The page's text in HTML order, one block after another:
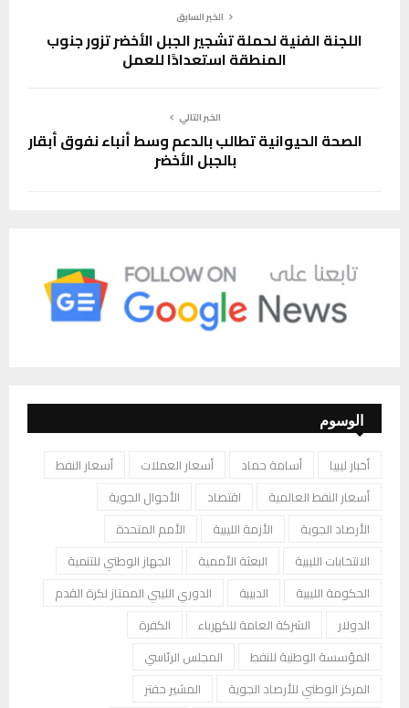
الخبر السابق
اللجنة الفنية لحملة تشجير الجبل الأخضر تزور جنوب
المنطقة استعدادًا للعمل
الخبر التالي
الصحة الحيوانية تطالب بالدعم وسط أنباء نفوق أبقار
بالجبل الأخضر
الوسوم
أخبار ليبيا أسامة حماد أسعار العملات
أسعار النفط
أسعار النفط العالمية
اقتصاد
الأحوال الجوية
الأرصاد الجوية
الأزمة الليبية
الأمم المتحدة
الانتخابات الليبية
البعثة الأممية
الجهاز الوطني للتنمية
الحكومة الليبية
الدبيبة
الدوري الليبي الممتاز لكرة القدم
الدولار
الشركة العامة للكهرباء
الكفرة
المؤسسة الوطنية للنفط
المجلس الرئاسي
المركز الوطني للأرصاد الجوية
المشير حفتر